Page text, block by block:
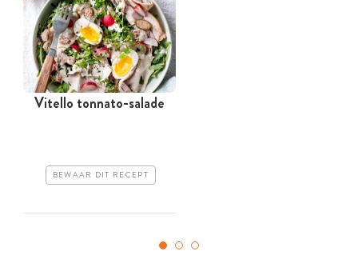
Vitello tonnato-salade
BEWAAR DIT RECEPT